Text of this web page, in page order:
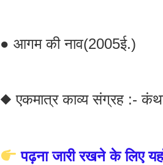
● आगम की नाव(2005ई.)
◆ एकमात्र काव्य संग्रह :-
पढ़ना जारी रखने के लिए